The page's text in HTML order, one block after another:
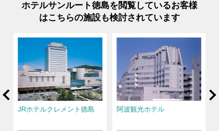
ホテルサンルート徳島を閲覧しているお客様
はこちらの施設も検討されています
JRホテルクレメント徳島 阿波観光ホテル